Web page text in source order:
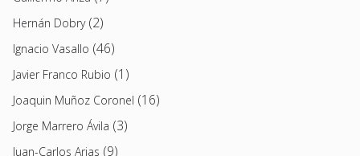
Hernán Dobry(2)
Ignacio Vasallo (46)
Javier Franco Rubio (1)
Joaquin Muñoz Coronel (16)
Jorge Marrero Ávila (3)
Juan-Carlos Arias (9)